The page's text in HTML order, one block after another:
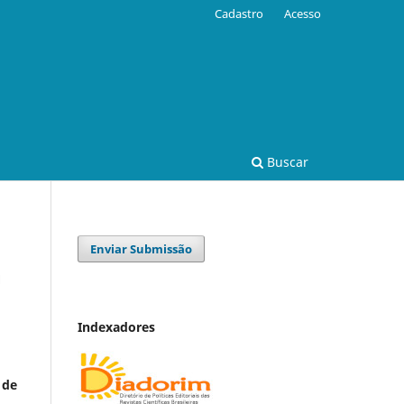
Buscar
Cadastro Acesso
Enviar Submissão
Indexadores